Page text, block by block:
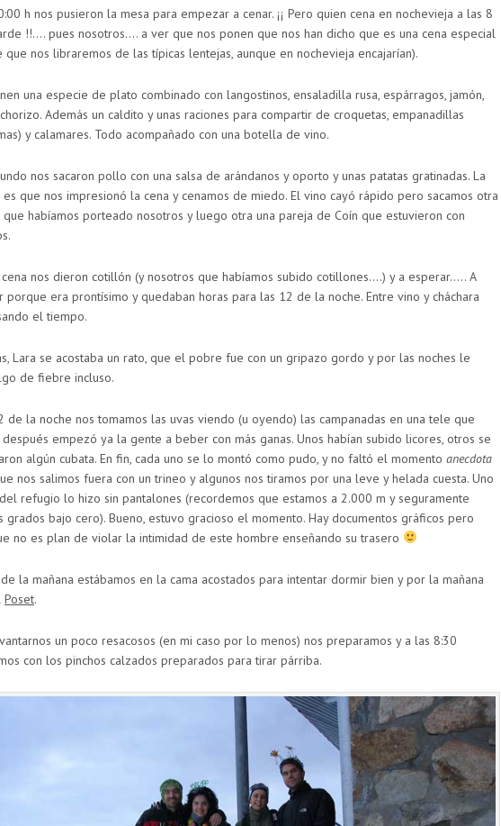
h nos pusieron la mesa para empezar a cenar. ¡¡ Pero quien cena en nochevieja a las 8
!!…. pues nosotros…. a ver que nos ponen que nos han dicho que es una cena especial
que nos libraremos de las típicas lentejas, aunque en nochevieja encajarían).
una especie de plato combinado con langostinos, ensaladilla rusa, espárragos, jamón,
Además un caldito y unas raciones para compartir de croquetas, empanadillas
y calamares. Todo acompañado con una botella de vino.
nos sacaron pollo con una salsa de arándanos y oporto y unas patatas gratinadas. La
que nos impresionó la cena y cenamos de miedo. El vino cayó rápido pero sacamos otra
habíamos porteado nosotros y luego otra una pareja de Coín que estuvieron con
nos dieron cotillón (y nosotros que habíamos subido cotillones….) y a esperar….. A
porque era prontísimo y quedaban horas para las 12 de la noche. Entre vino y cháchara
el tiempo.
Lara se acostaba un rato, que el pobre fue con un gripazo gordo y por las noches le
de fiebre incluso.
de la noche nos tomamos las uvas viendo (u oyendo) las campanadas en una tele que
después empezó ya la gente a beber con más ganas. Unos habían subido licores, otros se
algún cubata. En fin, cada uno se lo montó como pudo, y no faltó el momento anecdota
nos salimos fuera con un trineo y algunos nos tiramos por una leve y helada cuesta. Uno
refugio lo hizo sin pantalones (recordemos que estamos a 2.000 m y seguramente
grados bajo cero). Bueno, estuvo gracioso el momento. Hay documentos gráficos pero
no es plan de violar la intimidad de este hombre enseñando su trasero
la mañana estábamos en la cama acostados para intentar dormir bien y por la mañana
Poset.
un poco resacosos (en mi caso por lo menos) nos preparamos y a las 8:30
con los pinchos calzados preparados para tirar párriba.